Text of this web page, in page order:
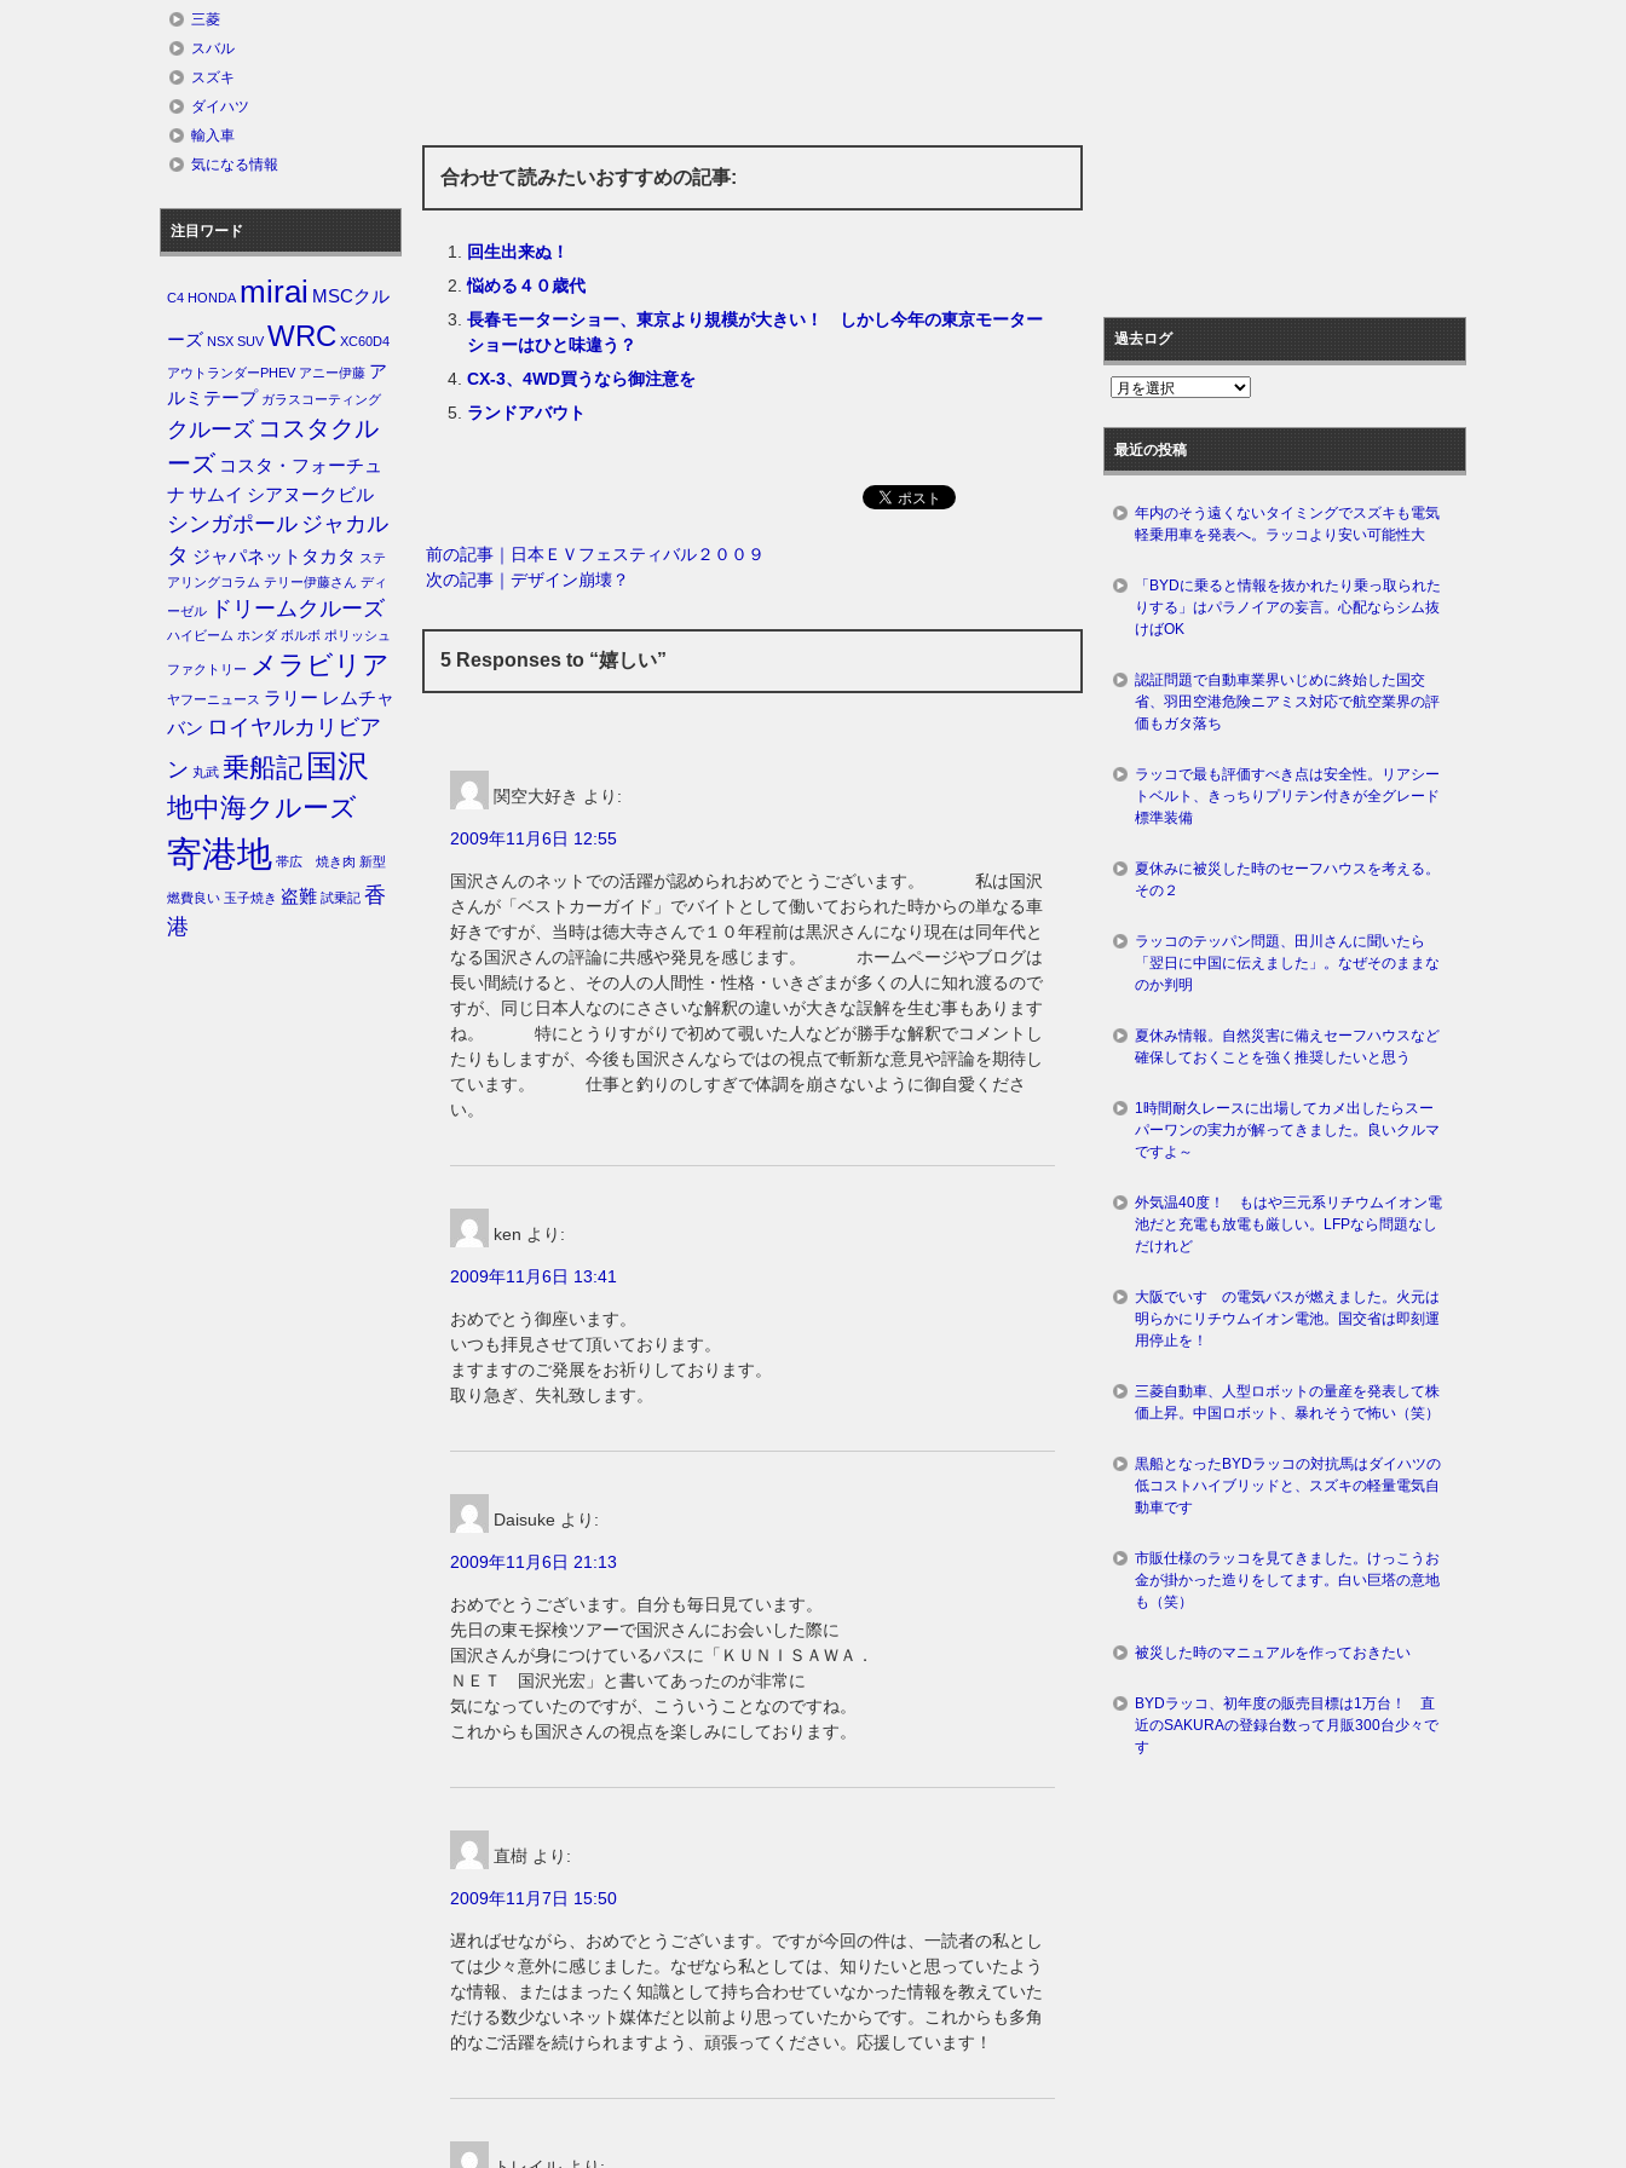
合わせて読みたいおすすめの記事:
回生出来ぬ！
悩める４０歳代
長春モーターショー、東京より規模が大きい！ しかし今年の東京モーター
ショーはひと味違う？
CX-3、4WD買うなら御注意を
ランドアバウト
前の記事｜日本ＥＶフェスティバル２００９
次の記事｜デザイン崩壊？
5 Responses to “嬉しい”
関空大好き より:
2009年11月6日 12:55
国沢さんのネットでの活躍が認められおめでとうございます。 私は国沢
さんが「ベストカーガイド」でバイトとして働いておられた時からの単なる車
好きですが、当時は徳大寺さんで１０年程前は黒沢さんになり現在は同年代と
なる国沢さんの評論に共感や発見を感じます。 ホームページやブログは
長い間続けると、その人の人間性・性格・いきざまが多くの人に知れ渡るので
すが、同じ日本人なのにささいな解釈の違いが大きな誤解を生む事もあります
ね。 特にとうりすがりで初めて覗いた人などが勝手な解釈でコメントし
たりもしますが、今後も国沢さんならではの視点で斬新な意見や評論を期待し
ています。 仕事と釣りのしすぎで体調を崩さないように御自愛くださ
い。
ken より:
2009年11月6日 13:41
おめでとう御座います。
いつも拝見させて頂いております。
ますますのご発展をお祈りしております。
取り急ぎ、失礼致します。
Daisuke より:
2009年11月6日 21:13
おめでとうございます。自分も毎日見ています。
先日の東モ探検ツアーで国沢さんにお会いした際に
国沢さんが身につけているパスに「ＫＵＮＩＳＡＷＡ．
ＮＥＴ 国沢光宏」と書いてあったのが非常に
気になっていたのですが、こういうことなのですね。
これからも国沢さんの視点を楽しみにしております。
直樹 より:
2009年11月7日 15:50
遅ればせながら、おめでとうございます。ですが今回の件は、一読者の私とし
ては少々意外に感じました。なぜなら私としては、知りたいと思っていたよう
な情報、またはまったく知識として持ち合わせていなかった情報を教えていた
だける数少ないネット媒体だと以前より思っていたからです。これからも多角
的なご活躍を続けられますよう、頑張ってください。応援しています！
三菱
スバル
スズキ
ダイハツ
輸入車
気になる情報
注目ワード
C4 HONDA mirai MSCクル
ーズ NSX SUV WRC XC60D4
アウトランダーPHEV アニー伊藤 ア
ルミテープ ガラスコーティング
クルーズ コスタクル
ーズ コスタ・フォーチュ
ナ サムイ シアヌークビル
シンガポール ジャカル
タ ジャパネットタカタ ステ
アリングコラム テリー伊藤さん ディ
ーゼル
ドリームクルーズ
ハイビーム ホンダ ボルボ ポリッシュ
ファクトリー メラビリア
ヤフーニュース ラリー レムチャ
バン ロイヤルカリビア
ン 丸武 乗船記 国沢
地中海クルーズ
寄港地 帯広 焼き肉 新型
燃費良い 玉子焼き 盗難 試乗記 香
港
過去ログ
過
ロ
グ
最近の投稿
年内のそう遠くないタイミングでスズキも電気
軽乗用車を発表へ。ラッコより安い可能性大
「BYDに乗ると情報を抜かれたり乗っ取られた
りする」はパラノイアの妄言。心配ならシム抜
けばOK
認証問題で自動車業界いじめに終始した国交
省、羽田空港危険ニアミス対応で航空業界の評
価もガタ落ち
ラッコで最も評価すべき点は安全性。リアシー
トベルト、きっちりプリテン付きが全グレード
標準装備
夏休みに被災した時のセーフハウスを考える。
その２
ラッコのテッパン問題、田川さんに聞いたら
「翌日に中国に伝えました」。なぜそのままな
のか判明
夏休み情報。自然災害に備えセーフハウスなど
確保しておくことを強く推奨したいと思う
1時間耐久レースに出場してカメ出したらスー
パーワンの実力が解ってきました。良いクルマ
ですよ～
外気温40度！ もはや三元系リチウムイオン電
池だと充電も放電も厳しい。LFPなら問題なし
だけれど
大阪でいすゞの電気バスが燃えました。火元は
明らかにリチウムイオン電池。国交省は即刻運
用停止を！
三菱自動車、人型ロボットの量産を発表して株
価上昇。中国ロボット、暴れそうで怖い（笑）
黒船となったBYDラッコの対抗馬はダイハツの
低コストハイブリッドと、スズキの軽量電気自
動車です
市販仕様のラッコを見てきました。けっこうお
金が掛かった造りをしてます。白い巨塔の意地
も（笑）
被災した時のマニュアルを作っておきたい
BYDラッコ、初年度の販売目標は1万台！ 直
近のSAKURAの登録台数って月販300台少々で
す